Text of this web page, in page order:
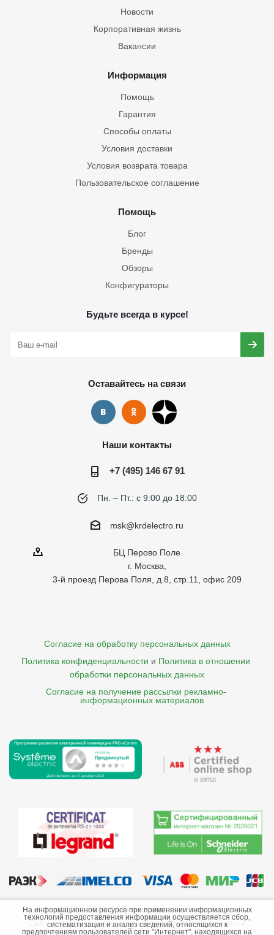
Новости
Корпоративная жизнь
Вакансии
Информация
Помощь
Гарантия
Способы оплаты
Условия доставки
Условия возврата товара
Пользовательское соглашение
Помощь
Блог
Бренды
Обзоры
Конфигураторы
Будьте всегда в курсе!
Оставайтесь на связи
Наши контакты
+7 (495) 146 67 91
Пн. – Пт.: с 9:00 до 18:00
msk@krdelectro.ru
БЦ Перово Поле
г. Москва,
3-й проезд Перова Поля, д.8, стр.11, офис 209
Согласие на обработку персональных данных
Политика конфиденциальности и Политика в отношении
обработки персональных данных
Согласие на получение рассылки рекламно-
    информационных материалов
©2013-2026 ООО «Краснодарэлектро»
Сайт носит информационный характер и не является
На информационном ресурсе при применении информационных
технологий предоставления информации осуществляется сбор,
систематизация и анализ сведений, относящихся к
предпочтениям пользователей сети "Интернет", находящихся на